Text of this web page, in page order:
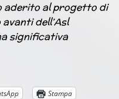
aderito al progetto di
dell’Asl
significativa
Stampa